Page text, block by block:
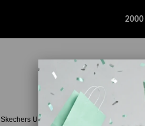
2000
AYAKKABI TERLİK &
Skechers U Low Cut 3 Pack Sock S-192225-